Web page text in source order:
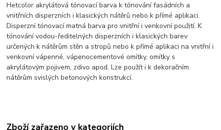
Hetcolor akrylátová tónovací barva k tónování fasádních a
vnitřních disperzních i klasických nátěrů nebo k přímé aplikaci.
Disperzní tónovací matná barva pro vnitřní i venkovní použití. K
tónování vodou-ředitelných disperzních i klasických barev
určených k nátěrům stěn a stropů nebo k přímé aplikaci na vnitřní i
venkovní vápenné, vápenocementové omítky, omítky s
akrylátovým pojivem, zdivo apod. Lze použít i k dekoračním
nátěrům svislých betonových konstrukcí.
Zboží zařazeno v kategoriích